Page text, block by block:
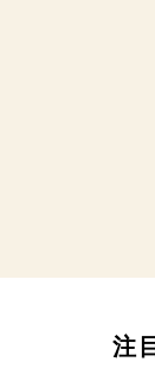
注